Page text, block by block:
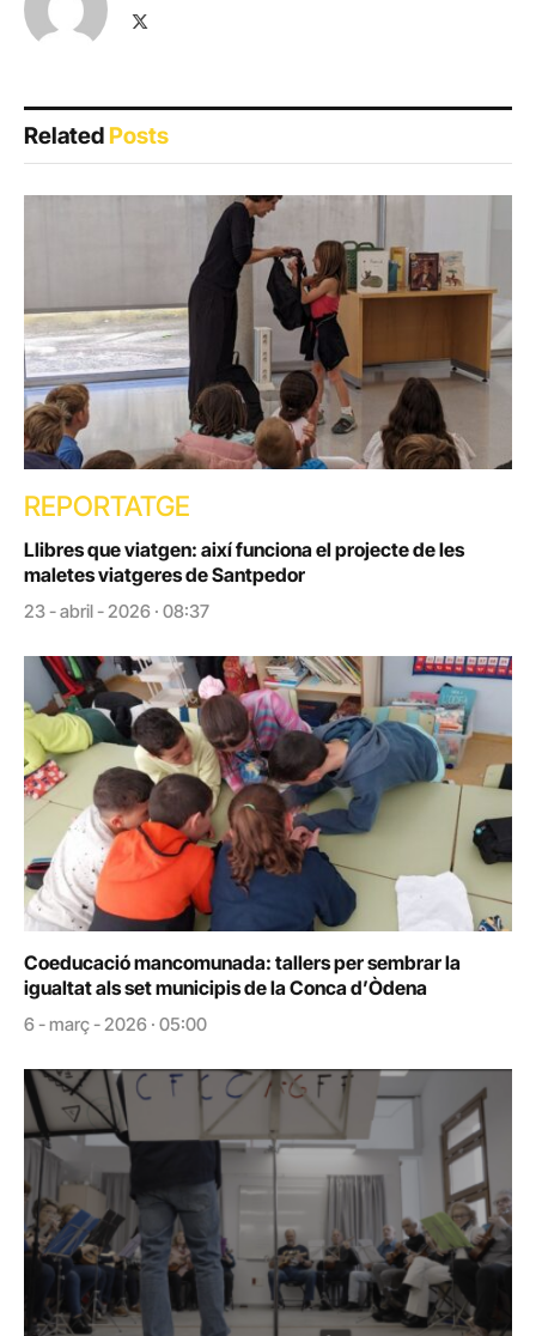
RelatedPosts
REPORTATGE
Llibres que viatgen: així funciona el projecte de les
maletes viatgeres de Santpedor
23 - abril - 2026 · 08:37
Coeducació mancomunada: tallers per sembrar la
igualtat als set municipis de la Conca d’Òdena
6 - març - 2026 · 05:00